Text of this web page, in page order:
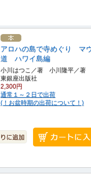
アロハの島で寺めぐり マ
道 ハワイ島編
小川はつこ／著 小川隆平／著
東銀座出版社
2,300円
通常１～２日で出荷
(！お盆時期の出荷について！)